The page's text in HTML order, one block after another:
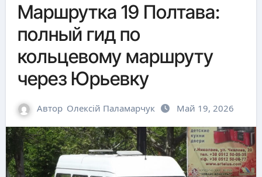
Маршрутка 19 Полтава:
полный гид по
кольцевому маршруту
через Юрьевку
Автор Олексій Паламарчук Май 19, 2026